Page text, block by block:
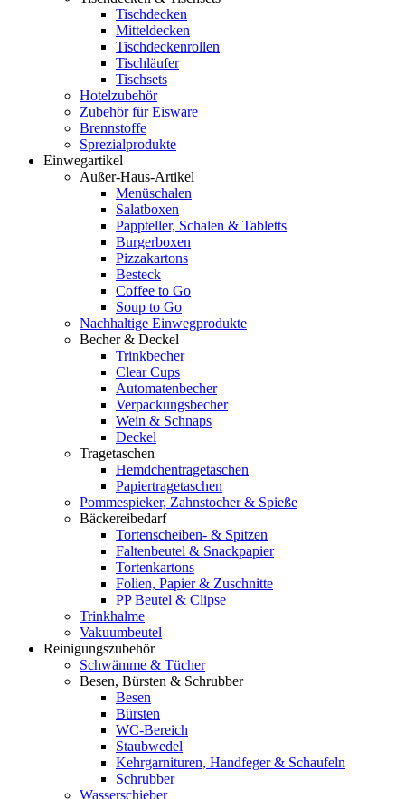
Tischdecken
Mitteldecken
Tischdeckenrollen
Tischläufer
Tischsets
Hotelzubehör
Zubehör für Eisware
Brennstoffe
Sprezialprodukte
Einwegartikel
Außer-Haus-Artikel
Menüschalen
Salatboxen
Pappteller, Schalen & Tabletts
Burgerboxen
Pizzakartons
Besteck
Coffee to Go
Soup to Go
Nachhaltige Einwegprodukte
Becher & Deckel
Trinkbecher
Clear Cups
Automatenbecher
Verpackungsbecher
Wein & Schnaps
Deckel
Tragetaschen
Hemdchentragetaschen
Papiertragetaschen
Pommespieker, Zahnstocher & Spieße
Bäckereibedarf
Tortenscheiben- & Spitzen
Faltenbeutel & Snackpapier
Tortenkartons
Folien, Papier & Zuschnitte
PP Beutel & Clipse
Trinkhalme
Vakuumbeutel
Reinigungszubehör
Schwämme & Tücher
Besen, Bürsten & Schrubber
Besen
Bürsten
WC-Bereich
Staubwedel
Kehrgarnituren, Handfeger & Schaufeln
Schrubber
Wasserschieber